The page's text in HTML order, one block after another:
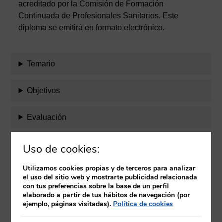
acreditado por la Comisión de Formación
Continuada de Profesionales Sanitarios. Este
diploma se emitirá en formato electrónico.
Temario
Objetivos
Evaluación
Equipo docente
Requisitos
Herramientas
Uso de cookies:
Utilizamos cookies propias y de terceros para analizar
el uso del sitio web y mostrarte publicidad relacionada
con tus preferencias sobre la base de un perfil
elaborado a partir de tus hábitos de navegación (por
ejemplo, páginas visitadas). Política de cookies